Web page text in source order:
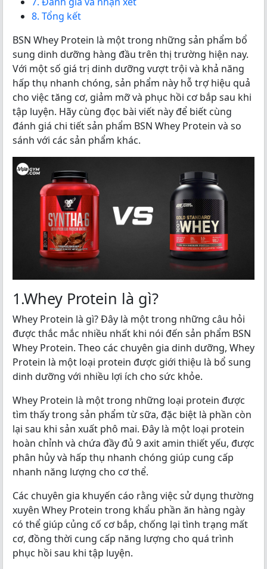
8. Tổng kết
BSN Whey Protein là một trong những sản phẩm bổ
sung dinh dưỡng hàng đầu trên thị trường hiện nay.
Với một số giá trị dinh dưỡng vượt trội và khả năng
hấp thụ nhanh chóng, sản phẩm này hỗ trợ hiệu quả
cho việc tăng cơ, giảm mỡ và phục hồi cơ bắp sau khi
tập luyện. Hãy cùng đọc bài viết này để biết cùng
đánh giá chi tiết sản phẩm BSN Whey Protein và so
sánh với các sản phẩm khác.
1.Whey Protein là gì?
Whey Protein là gì? Đây là một trong những câu hỏi
được thắc mắc nhiều nhất khi nói đến sản phẩm BSN
Whey Protein. Theo các chuyên gia dinh dưỡng, Whey
Protein là một loại protein được giới thiệu là bổ sung
dinh dưỡng với nhiều lợi ích cho sức khỏe.
Whey Protein là một trong những loại protein được
tìm thấy trong sản phẩm từ sữa, đặc biệt là phần còn
lại sau khi sản xuất phô mai. Đây là một loại protein
hoàn chỉnh và chứa đầy đủ 9 axit amin thiết yếu, được
phân hủy và hấp thụ nhanh chóng giúp cung cấp
nhanh năng lượng cho cơ thể.
Các chuyên gia khuyến cáo rằng việc sử dụng thường
xuyên Whey Protein trong khẩu phần ăn hàng ngày
có thể giúp củng cố cơ bắp, chống lại tình trạng mất
cơ, đồng thời cung cấp năng lượng cho quá trình
phục hồi sau khi tập luyện.